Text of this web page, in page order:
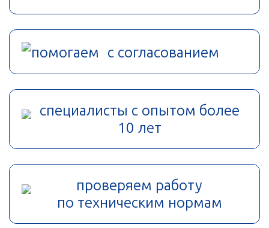
помогаем с согласованием
специалисты с опытом более
10 лет
проверяем работу
по техническим нормам